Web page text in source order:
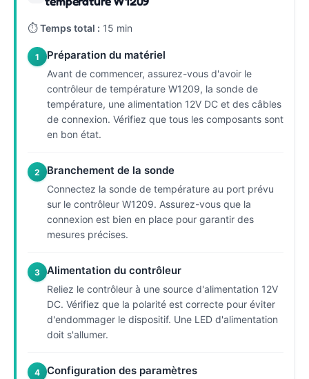
⏱Temps total : 15 min
1 Préparation du matériel
Avant de commencer, assurez-vous d'avoir le
contrôleur de température W1209, la sonde de
température, une alimentation 12V DC et des câbles
de connexion. Vérifiez que tous les composants sont
en bon état.
2 Branchement de la sonde
Connectez la sonde de température au port prévu
sur le contrôleur W1209. Assurez-vous que la
connexion est bien en place pour garantir des
mesures précises.
3 Alimentation du contrôleur
Reliez le contrôleur à une source d'alimentation 12V
DC. Vérifiez que la polarité est correcte pour éviter
d'endommager le dispositif. Une LED d'alimentation
doit s'allumer.
4 Configuration des paramètres